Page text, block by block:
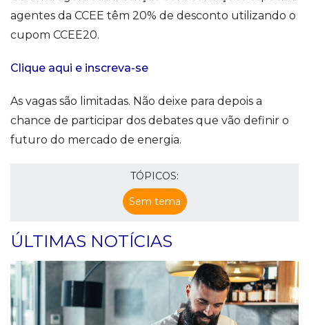
agentes da CCEE têm 20% de desconto utilizando o
cupom CCEE20.
Clique aqui e inscreva-se
As vagas são limitadas. Não deixe para depois a
chance de participar dos debates que vão definir o
futuro do mercado de energia.
TÓPICOS:
Sem tema
ÚLTIMAS NOTÍCIAS